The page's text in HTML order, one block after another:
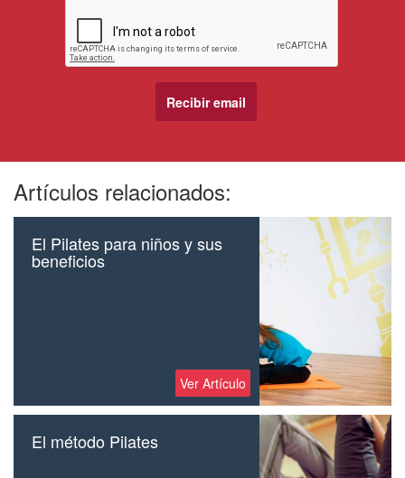
Artículos relacionados:
El Pilates para niños y sus
beneficios
Ver Artículo
El método Pilates